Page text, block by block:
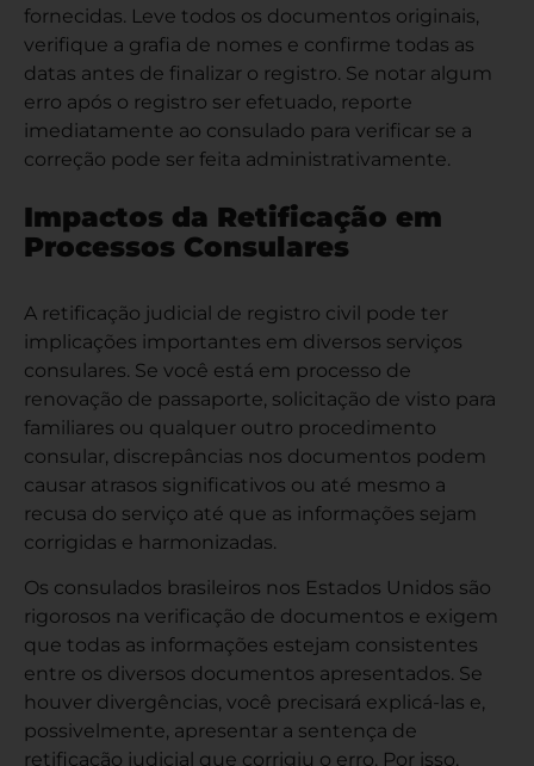
fornecidas. Leve todos os documentos originais,
verifique a grafia de nomes e confirme todas as
datas antes de finalizar o registro. Se notar algum
erro após o registro ser efetuado, reporte
imediatamente ao consulado para verificar se a
correção pode ser feita administrativamente.
Impactos da Retificação em
Processos Consulares
A retificação judicial de registro civil pode ter
implicações importantes em diversos serviços
consulares. Se você está em processo de
renovação de passaporte, solicitação de visto para
familiares ou qualquer outro procedimento
consular, discrepâncias nos documentos podem
causar atrasos significativos ou até mesmo a
recusa do serviço até que as informações sejam
corrigidas e harmonizadas.
Os consulados brasileiros nos Estados Unidos são
rigorosos na verificação de documentos e exigem
que todas as informações estejam consistentes
entre os diversos documentos apresentados. Se
houver divergências, você precisará explicá-las e,
possivelmente, apresentar a sentença de
retificação judicial que corrigiu o erro. Por isso,